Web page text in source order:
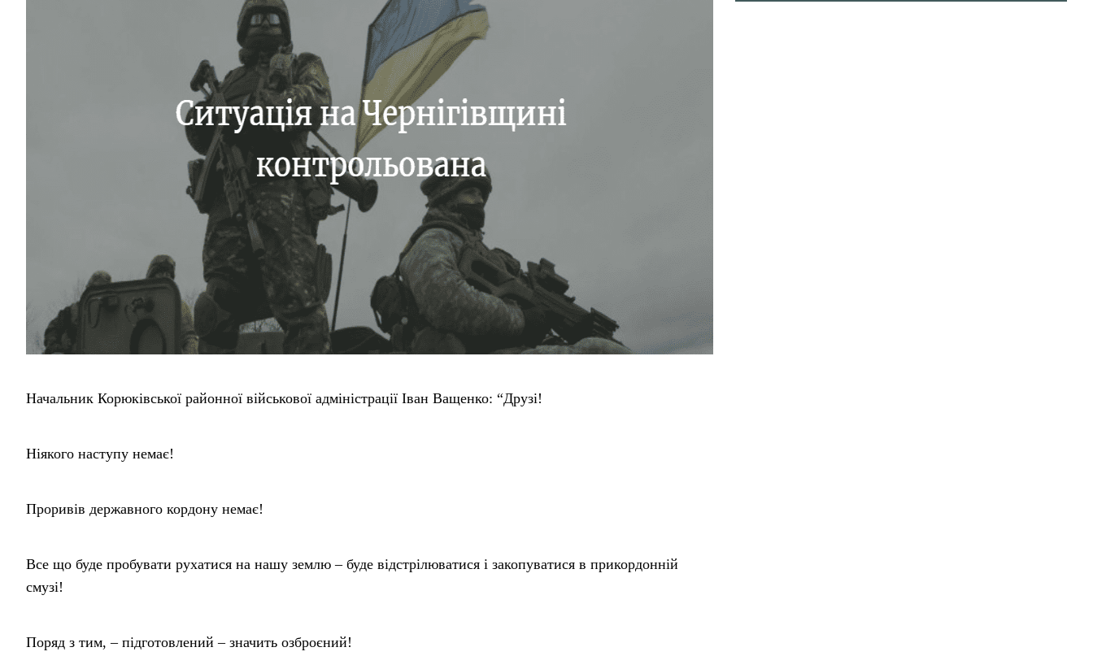
Начальник Корюківської районної військової адміністрації Іван Ващенко: “Друзі!
Ніякого наступу немає!
Проривів державного кордону немає!
Все що буде пробувати рухатися на нашу землю – буде відстрілюватися і закопуватися в прикордонній
смузі!
Поряд з тим, – підготовлений – значить озброєний!